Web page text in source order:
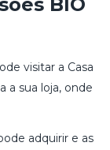
visitar a Casa
a sua loja, onde
adquirir e as